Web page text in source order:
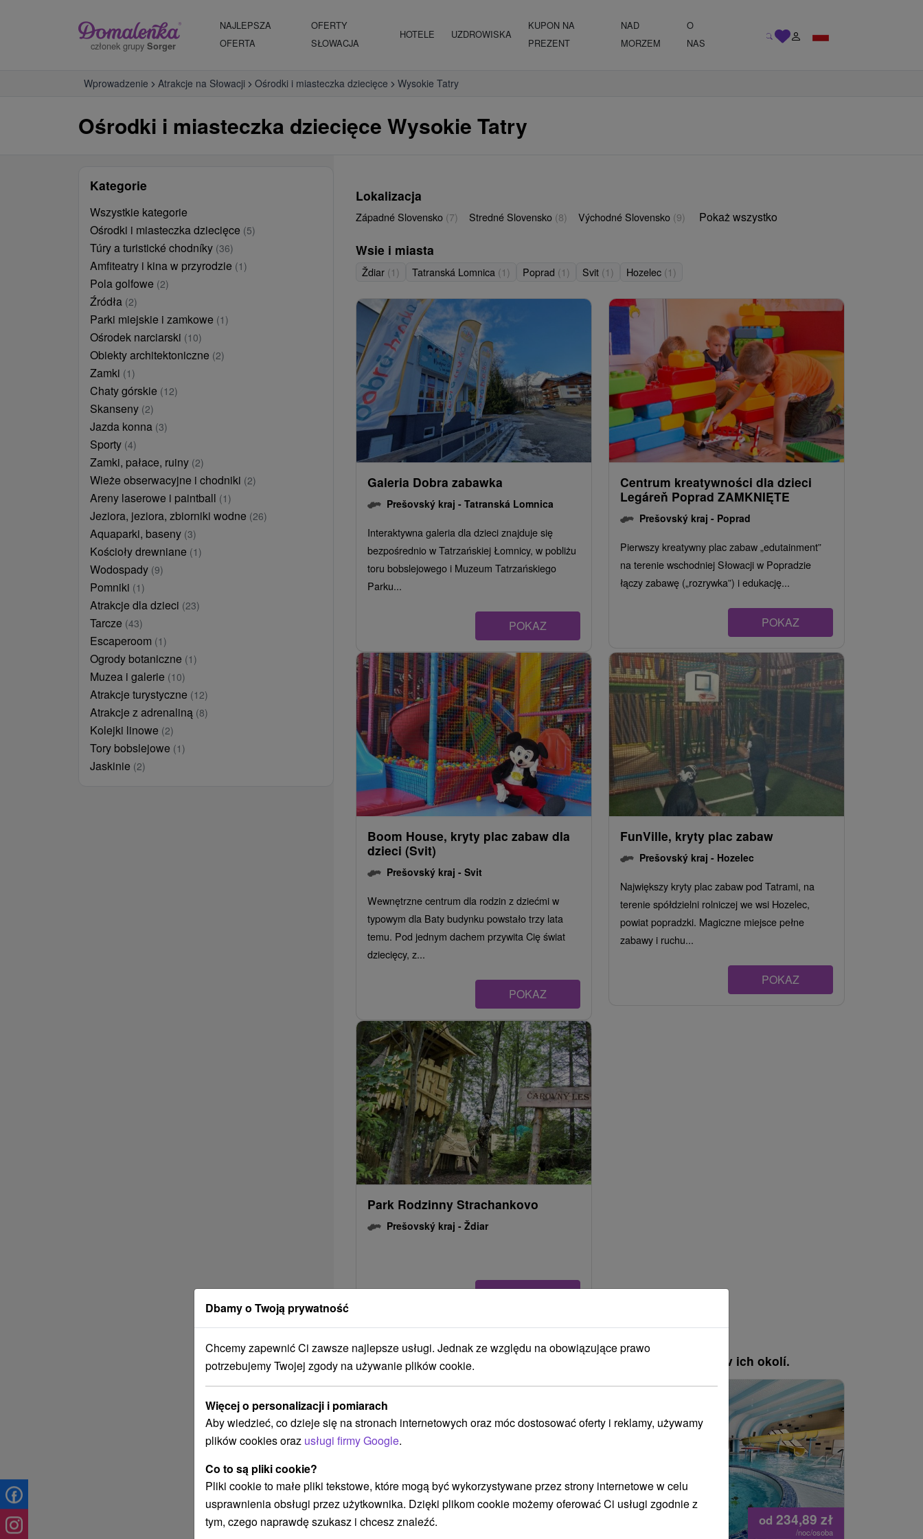
członek grupy Sorger
NAJLEPSZA
OFERTA
OFERTY
SŁOWACJA
HOTELE UZDROWISKA
KUPON NA
PREZENT
NAD
MORZEM
O
NAS
Wprowadzenie Atrakcje na Słowacji Ośrodki i miasteczka dziecięce Wysokie Tatry
Ośrodki i miasteczka dziecięce Wysokie Tatry
Kategorie
Wszystkie kategorie
Ośrodki i miasteczka dziecięce (5)
Túry a turistické chodníky (36)
Amfiteatry i kina w przyrodzie (1)
Pola golfowe (2)
Źródła (2)
Parki miejskie i zamkowe (1)
Ośrodek narciarski (10)
Obiekty architektoniczne (2)
Zamki (1)
Chaty górskie (12)
Skanseny (2)
Jazda konna (3)
Sporty (4)
Zamki, pałace, ruiny (2)
Wieże obserwacyjne i chodniki (2)
Areny laserowe i paintball (1)
Jeziora, jeziora, zbiorniki wodne (26)
Aquaparki, baseny (3)
Kościoły drewniane (1)
Wodospady (9)
Pomniki (1)
Atrakcje dla dzieci (23)
Tarcze (43)
Escaperoom (1)
Ogrody botaniczne (1)
Muzea i galerie (10)
Atrakcje turystyczne (12)
Atrakcje z adrenaliną (8)
Kolejki linowe (2)
Tory bobslejowe (1)
Jaskinie (2)
Lokalizacja
Západné Slovensko (7) Stredné Slovensko (8) Východné Slovensko (9) Pokaż wszystko
Wsie i miasta
Ždiar (1) Tatranská Lomnica (1) Poprad (1) Svit (1) Hozelec (1)
Galeria Dobra zabawka
Prešovský kraj - Tatranská Lomnica
Interaktywna galeria dla dzieci znajduje się
bezpośrednio w Tatrzańskiej Łomnicy, w pobliżu
toru bobslejowego i Muzeum Tatrzańskiego
Parku...
POKAZ
Centrum kreatywności dla dzieci
Legáreň Poprad ZAMKNIĘTE
Prešovský kraj - Poprad
Pierwszy kreatywny plac zabaw „edutainment”
na terenie wschodniej Słowacji w Popradzie
łączy zabawę („rozrywka”) i edukację...
POKAZ
Boom House, kryty plac zabaw dla
dzieci (Svit)
Prešovský kraj - Svit
Wewnętrzne centrum dla rodzin z dziećmi w
typowym dla Baty budynku powstało trzy lata
temu. Pod jednym dachem przywita Cię świat
dziecięcy, z...
POKAZ
FunVille, kryty plac zabaw
Prešovský kraj - Hozelec
Największy kryty plac zabaw pod Tatrami, na
terenie spółdzielni rolniczej we wsi Hozelec,
powiat popradzki. Magiczne miejsce pełne
zabawy i ruchu...
POKAZ
Park Rodzinny Strachankovo
Prešovský kraj - Ždiar
POKAZ
Ak plánujete navštíviť tieto atrakcie, pozrite si pobyty v ich okolí.
Náš TIP
od 234,89 zł
/noc/osoba
Dbamy o Twoją prywatność
Chcemy zapewnić Ci zawsze najlepsze usługi. Jednak ze względu na obowiązujące prawo
potrzebujemy Twojej zgody na używanie plików cookie.
Więcej o personalizacji i pomiarach
Aby wiedzieć, co dzieje się na stronach internetowych oraz móc dostosować oferty i reklamy, używamy
plików cookies oraz usługi firmy Google.
Co to są pliki cookie?
Pliki cookie to małe pliki tekstowe, które mogą być wykorzystywane przez strony internetowe w celu
usprawnienia obsługi przez użytkownika. Dzięki plikom cookie możemy oferować Ci usługi zgodnie z
tym, czego naprawdę szukasz i chcesz znaleźć.